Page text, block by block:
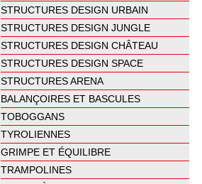
STRUCTURES DESIGN URBAIN
STRUCTURES DESIGN JUNGLE
STRUCTURES DESIGN CHÂTEAU
STRUCTURES DESIGN SPACE
STRUCTURES ARENA
BALANÇOIRES ET BASCULES
TOBOGGANS
TYROLIENNES
GRIMPE ET ÉQUILIBRE
TRAMPOLINES